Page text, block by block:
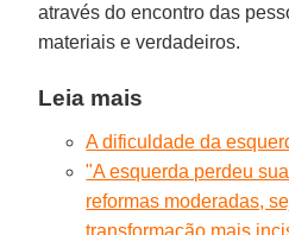
através do encontro das
materiais e verdadeiros.
Leia mais
A dificuldade da
"A esquerda perdeu
reformas moderadas,
transformação mais